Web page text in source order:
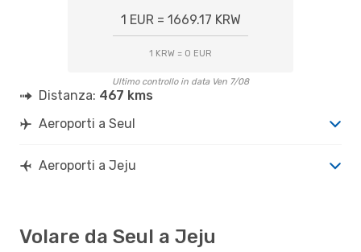
1 EUR = 1669.17 KRW
1 KRW = 0 EUR
Ultimo controllo in data Ven 7/08
Distanza: 467 kms
Aeroporti a Seul
Aeroporti a Jeju
Volare da Seul a Jeju